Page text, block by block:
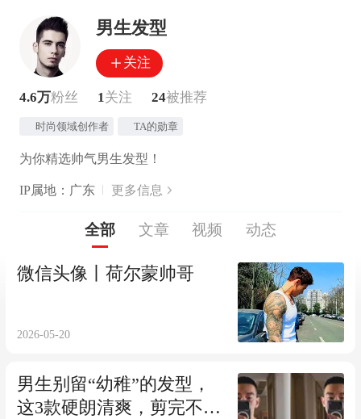
男生发型
关注
4.6万粉丝 1 关注 24被推荐
时尚领域创作者 TA的勋章
为你精选帅气男生发型！
IP属地：广东 更多信息
全部 文章 视频 动态
微信头像丨荷尔蒙帅哥
2026-05-20
男生别留“幼稚”的发型，
这3款硬朗清爽，剪完不帅